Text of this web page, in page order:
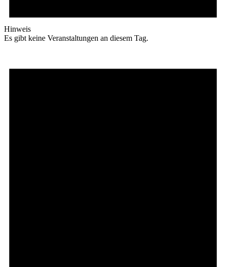
Hinweis
Es gibt keine Veranstaltungen an diesem Tag.